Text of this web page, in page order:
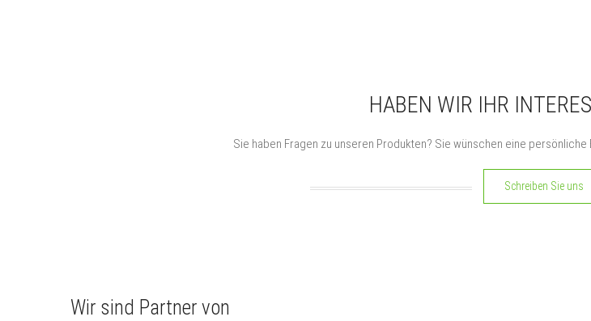
HABEN WIR IHR
Sie haben Fragen zu unseren Produkten? Sie wünschen eine persönliche
Schreiben Sie uns
Wir sind Partner von